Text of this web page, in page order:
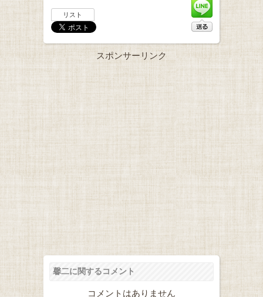
リスト
スポンサーリンク
馨二に関するコメント
コメントはありません